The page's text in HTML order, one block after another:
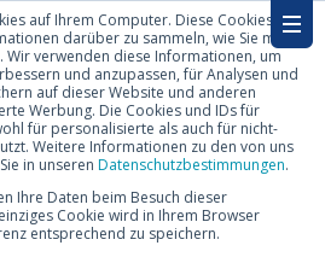
auf Ihrem Computer. Diese Cookies
darüber zu sammeln, wie Sie mit
Wir verwenden diese Informationen, um
und anzupassen, für Analysen und
auf dieser Website und anderen
Werbung. Die Cookies und IDs für
für personalisierte als auch für nicht-
Weitere Informationen zu den von uns
in unseren Datenschutzbestimmungen.
Ihre Daten beim Besuch dieser
Cookie wird in Ihrem Browser
entsprechend zu speichern.
amazing facts, and get useful